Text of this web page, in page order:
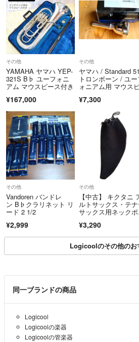
その他
YAMAHA ヤマハ YEP-
321S B♭ ユーフォニ
アム マウスピース付き
¥167,000
その他
ヤマハ / Standard
トロンボーン / ユー
ォニアム用 マウス
¥7,300
その他
Vandoren バンドレ
ン B♭クラリネット リ
ード 2 1/2
¥2,999
その他
【中古】 キクタニ
ルトサックス・テ
サックス用ネック
¥3,290
Logicoolのその他のお
同一ブランドの商品
Logicool
Logicoolの楽器
Logicoolの管楽器